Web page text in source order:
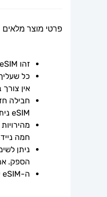
פרטי מוצר מלאים
זהו eSIM לנתונים בלבד. זה לא מגיע עם מספר טלפון.
אין
חבילה
eSIM ניתן לטעינה וניתן לטעון אותו בחבילות נתונים נוספות.
חמה
הספק.
ה-eSIM יפוג תוקפו אם לא יופעל תוך חודשיים ממועד הרכישה.